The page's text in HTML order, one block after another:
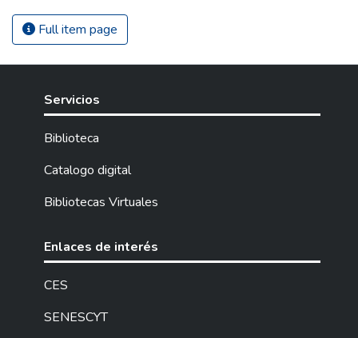
Full item page
Servicios
Biblioteca
Catalogo digital
Bibliotecas Virtuales
Enlaces de interés
CES
SENESCYT